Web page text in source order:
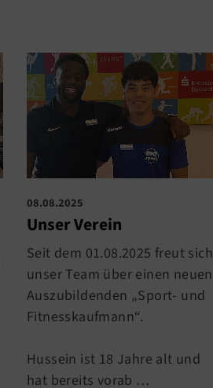
08.08.2025
Unser Verein
Seit dem 01.08.2025 freut sich
unser Team über einen neuen
Auszubildenden „Sport- und
Fitnesskaufmann“.
Hussein ist 18 Jahre alt und
hat bereits vorab …